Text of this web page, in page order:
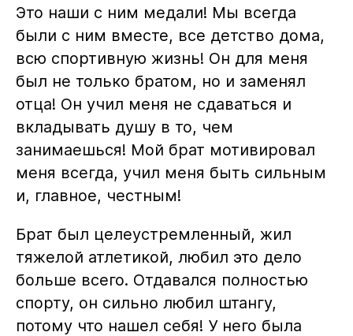
Это наши с ним медали! Мы всегда
были с ним вместе, все детство дома,
всю спортивную жизнь! Он для меня
был не только братом, но и заменял
отца! Он учил меня не сдаваться и
вкладывать душу в то, чем
занимаешься! Мой брат мотивировал
меня всегда, учил меня быть сильным
и, главное, честным!
Брат был целеустремленный, жил
тяжелой атлетикой, любил это дело
больше всего. Отдавался полностью
спорту, он сильно любил штангу,
потому что нашел себя! У него была